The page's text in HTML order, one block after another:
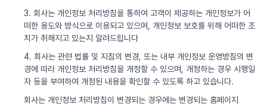
3. 회사는 개인정보 처리방침을 통하여 고객이 제공하는 개인정보가 어
떠한 용도와 방식으로 이용되고 있으며, 개인정보 보호를 위해 어떠한 조
치가 취해지고 있는지 알려드립니다
4. 회사는 관련 법률 및 지침의 변경, 또는 내부 개인정보 운영방침의 변
경에 따라 개인정보 처리방침을 개정할 수 있으며, 개정하는 경우 시행일
자 등을 부여하여 개정된 내용을 확인할 수 있도록 하고 있습니다.
회사는 개인정보 처리방침이 변경되는 경우에는 변경되는 홈페이지